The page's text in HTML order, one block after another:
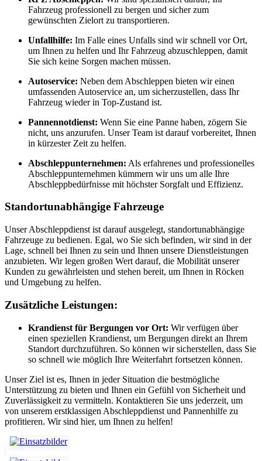
Fahrzeug professionell zu bergen und sicher zum
gewünschten Zielort zu transportieren.
Unfallhilfe: Im Falle eines Unfalls sind wir schnell vor Ort,
um Ihnen zu helfen und Ihr Fahrzeug abzuschleppen, damit
Sie sich keine Sorgen machen müssen.
Autoservice: Neben dem Abschleppen bieten wir einen
umfassenden Autoservice an, um sicherzustellen, dass Ihr
Fahrzeug wieder in Top-Zustand ist.
Pannennotdienst: Wenn Sie eine Panne haben, zögern Sie
nicht, uns anzurufen. Unser Team ist darauf vorbereitet, Ihnen
in kürzester Zeit zu helfen.
Abschleppunternehmen: Als erfahrenes und professionelles
Abschleppunternehmen kümmern wir uns um alle Ihre
Abschleppbedürfnisse mit höchster Sorgfalt und Effizienz.
Standortunabhängige Fahrzeuge
Unser Abschleppdienst ist darauf ausgelegt, standortunabhängige
Fahrzeuge zu bedienen. Egal, wo Sie sich befinden, wir sind in der
Lage, schnell bei Ihnen zu sein und Ihnen unsere Dienstleistungen
anzubieten. Wir legen großen Wert darauf, die Mobilität unserer
Kunden zu gewährleisten und stehen bereit, um Ihnen in Röcken
und Umgebung zu helfen.
Zusätzliche Leistungen:
Krandienst für Bergungen vor Ort: Wir verfügen über
einen speziellen Krandienst, um Bergungen direkt an Ihrem
Standort durchzuführen. So können wir sicherstellen, dass Sie
so schnell wie möglich Ihre Weiterfahrt fortsetzen können.
Unser Ziel ist es, Ihnen in jeder Situation die bestmögliche
Unterstützung zu bieten und Ihnen ein Gefühl von Sicherheit und
Zuverlässigkeit zu vermitteln. Kontaktieren Sie uns jederzeit, um
von unserem erstklassigen Abschleppdienst und Pannenhilfe zu
profitieren. Wir sind hier, um Ihnen zu helfen!